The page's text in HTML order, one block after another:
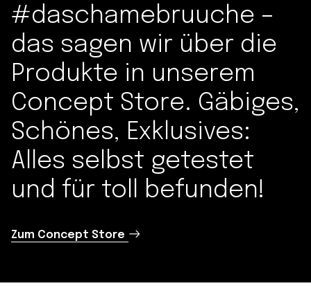
#daschamebruuche –
das sagen wir über die
Produkte in unserem
Concept Store. Gäbiges,
Schönes, Exklusives:
Alles selbst getestet
und für toll befunden!
Zum Concept Store